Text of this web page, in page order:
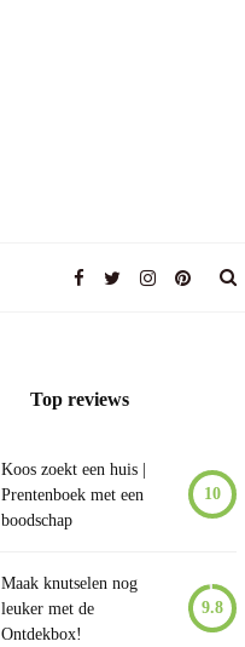
Top reviews
Koos zoekt een huis |
Prentenboek met een
boodschap
10
Maak knutselen nog
leuker met de
Ontdekbox!
9.8